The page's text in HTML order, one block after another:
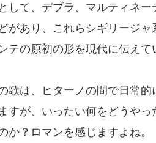
して、デブラ、マルティネ
があり、これらシギリージ
テの原初の形を現代に伝えて
歌は、ヒターノの間で日常
すが、いったい何をどうやっ
か？ロマンを感じますよね。